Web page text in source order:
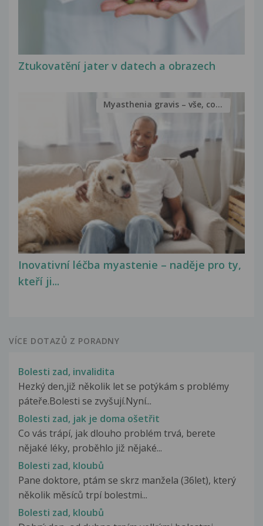
Ztukovatění jater v datech a obrazech
Inovativní léčba myastenie – naděje pro ty,
kteří ji...
Myasthenia gravis – vše, co...
VÍCE DOTAZŮ Z PORADNY
Bolesti zad, invalidita
Hezký den,již několik let se potýkám s problémy
páteře.Bolesti se zvyšují.Nyní...
Bolesti zad, jak je doma ošetřit
Co vás trápí, jak dlouho problém trvá, berete
nějaké léky, proběhlo již nějaké...
Bolesti zad, kloubů
Pane doktore, ptám se skrz manžela (36let), který
několik měsíců trpí bolestmi...
Bolesti zad, kloubů